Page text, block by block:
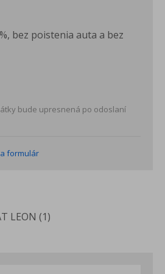
bez poistenia auta a bez
bude upresnená po odoslaní
formulár
LEON (1)